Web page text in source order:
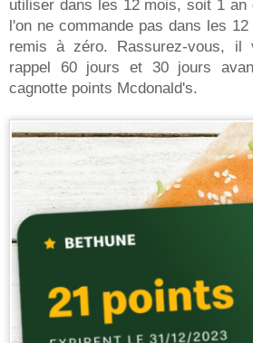
utiliser dans les 12 mois, soit 1
l'on ne commande pas dans les
remis à zéro. Rassurez-vous, il
rappel 60 jours et 30 jours
cagnotte points Mcdonald's.